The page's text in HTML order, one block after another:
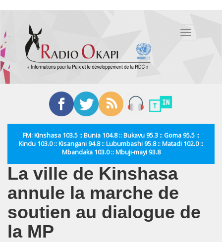
contenu
principal
Toggle
FM: Kinshasa 103.5 :: Bunia 104.8 :: Bukavu 95.3 :: Goma 95.5 ::
Kindu 103.0 :: Kisangani 94.8 :: Lubumbashi 95.8 :: Matadi 102.0 ::
Mbandaka 103.0 :: Mbuji-mayi 93.8
La ville de Kinshasa
annule la marche de
soutien au dialogue de
la MP